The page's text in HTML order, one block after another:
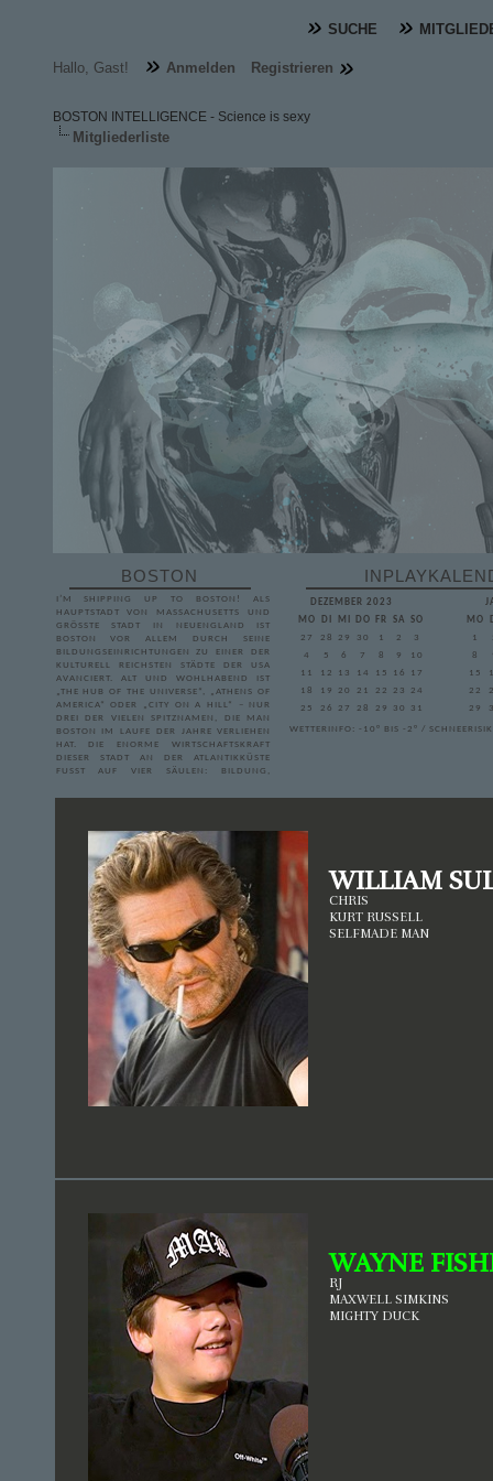
SUCHE
Hallo, Gast! Anmelden Registrieren
BOSTON INTELLIGENCE - Science is sexy
Mitgliederliste
BOSTON
I’M SHIPPING UP TO BOSTON! ALS
HAUPTSTADT VON MASSACHUSETTS UND
GRÖSSTE STADT IN NEUENGLAND IST B
OSTON VOR ALLEM DURCH SEINE B
ILDUNGSEINRICHTUNGEN ZU EINER DER K
ULTURELL REICHSTEN STÄDTE DER USA A
VANCIERT. ALT UND WOHLHABEND IST „
THE HUB OF THE UNIVERSE“, „ATHENS OF A
MERICA“ ODER „CITY ON A HILL“ – NUR D
REI DER VIELEN SPITZNAMEN, DIE MAN B
OSTON IM LAUFE DER JAHRE VERLIEHEN H
AT. DIE ENORME WIRTSCHAFTSKRAFT D
IESER STADT AN DER ATLANTIKKÜSTE F
USST AUF VIER SÄULEN: BILDUNG, GE
CHNOLOGIE. GERADE DER LETZTE PUNKT LO
ALS HAUPTSPIELORT IM MITTELPUNKT
UNSERES RPGS STEHT DAS WELTWEIT
BERÜHMTE UND ANERKANNTE MIT, DAS
MASSACHUSETTS INSTITUTE OF
TECHNOLOGY, DAS – STRENGGENOMMEN –
NICHT IN BOSTON, SONDERN IN
CAMBRIDGE LIEGT, GENAUER GESAGT AM
CHARLES RIVER – DIREKT GEGENÜBER VON
BOSTON UND STROMABWÄRTS DER
HARVARD UNIVERSITY. AM MIT DREHT
SICH, WIE ES DER NAME SUGGERIERT,
ALLES UM TECHNOLOGIE. DER RUF DER
FAKULTÄT IST NICHT GRUNDLOS SO GUT –
BERÜHMTE NOBELPREISTRÄGER WIE
GEORGE SMOOT, MARIO MOLINA ODER
RICHARD FEYNMAN PROMOVIERTEN HIER.
AUF DER ANDEREN SEITE DES RIVERS,
QUASI MIT BLICKKONTAKT ZUM MIT, LIEGT
DIE JOHN D. O’BRYANT SCHOOL OF
MIT BEVORZUGT ANGENOMMEN.
DER DRITTE HAUPTSPIELORT – MERCURY
TECH. EIN GIGANTISCHES TECHNOLOGIE-
UNTERNEHMEN, DAS SICH AUF DIVERSE
SOFTWARE-LÖSUNGEN SPEZIALISIERT HAT.
IM VORDERGRUND STEHT DAS PROJEKT
„VENUS“, EINE KÜNSTLICHE INTELLIGENZ,
DIE DEN ÜBLICHEN HAUSHALTSHILFEN WIE
ALEXA, SIRI UND CO NICHT NUR
KONKURRENZ MACHEN, SONDERN
GÄNZLICH DEN RANG ABLAUFEN SOLL.
MERCURY HAT ABER NOCH MEHR ZU
BIETEN: MIT PROJEKT „JUPITER“ STEHT DIE
ENTWICKLUNG HOCHMODERNER VR-
VIDEOSPIELE IN DEN STARTLÖCHERN,
WÄHREND PROJEKT „SATURN“ MODERNE
SOFTWARE-LÖSUNGEN ENTWICKELT, DIE
DIE WELT VEREINFACHEN SOLLEN.
DOCH DAS WÄRE ALL DIESE WISSENSCHAFT
DEZEMBER 2023
MO
DI MI DO FR SA
SO
27
28 29 30 1 2
3
4
5 6 7 8 9
10
11
12 13 14 15 16
17
18
19 20 21 22 23
24
25
26 27 28 29 30 31
MO
1
8
15
22
29
WETTERINFO: -10° BIS -2° /
WILLIAM
CHRIS
KURT RUSSELL
SELFMADE MAN
WAYNE
RJ
MAXWELL SIMKINS
MIGHTY DUCK